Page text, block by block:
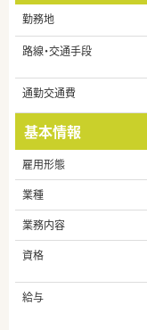
勤務地
路線・交通手段
通勤交通費
基本情報
雇用形態
業種
業務内容
資格
給与